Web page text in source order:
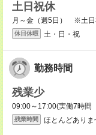
土日祝休
月～金（週5日） ※土
休日休暇 土・日・祝
勤務時間
残業少
09:00～17:00(実働7時
残業時間 ほとんどありま